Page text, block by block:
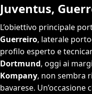
Juventus,
L’obiettivo principale
Guerreiro, laterale
profilo esperto e
Dortmund, oggi ai
Kompany, non sembra
bavarese. Un’occasione